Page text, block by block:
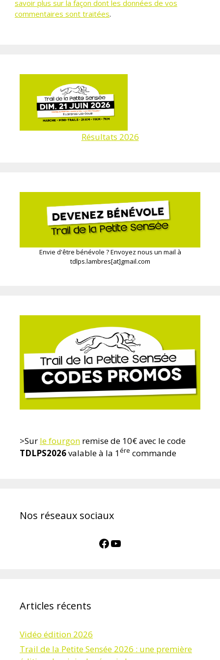
savoir plus sur la façon dont les données de vos
commentaires sont traitées.
Résultats 2026
Envie d'être bénévole ? Envoyez nous un mail à
tdlps.lambres[at]gmail.com
>Sur le fourgon remise de 10€ avec le code
TDLPS2026valable à la 1ére commande
Nos réseaux sociaux
Facebook
YouTube
Articles récents
Vidéo édition 2026
Trail de la Petite Sensée 2026 : une première